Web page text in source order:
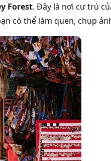
Forest. Đây là nơi cư trú
có thể làm quen, chụp